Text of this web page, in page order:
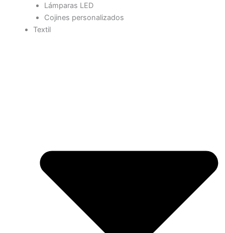
Lámparas LED
Cojines personalizados
Textil